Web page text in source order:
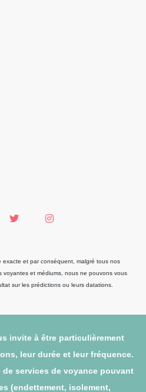
et par conséquent, malgré tous nos
voyantes et médiums, nous ne pouvons vous
sur les prédictions ou leurs datations.
invite à être particulièrement
leur durée et leur fréquence.
services de voyance pouvant
(endettement, isolement,